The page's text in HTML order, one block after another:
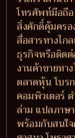
โทรศัพท์มือถื
สิ่งศักดิ์คุ้มครอ
สื่อสารทางไก
ธุรกิจหรือติด
งานค้าขายทา
ตลาดหุ้น โบร
คอมพิวเตอร์
ล่าม แปลภาษ
พร้อมกับสนใ